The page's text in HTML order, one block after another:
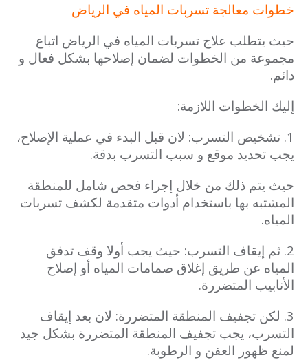
خطوات معالجة تسربات المياه في الرياض
حيث يتطلب علاج تسربات المياه في الرياض اتباع
مجموعة من الخطوات لضمان إصلاحها بشكل فعال و
دائم.
إليك الخطوات اللازمة:
1. تشخيص التسرب: لان قبل البدء في عملية الإصلاح،
يجب تحديد موقع و سبب التسرب بدقة.
حيث يتم ذلك من خلال إجراء فحص شامل للمنطقة
المشتبه بها باستخدام أدوات متقدمة لكشف تسربات
المياه.
2. ثم إيقاف التسرب: حيث يجب أولا وقف تدفق
المياه عن طريق إغلاق صمامات المياه أو إصلاح
الأنابيب المتضررة.
3. لكن تجفيف المنطقة المتضررة: لان بعد إيقاف
التسرب، يجب تجفيف المنطقة المتضررة بشكل جيد
لمنع ظهور العفن و الرطوبة.